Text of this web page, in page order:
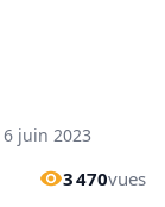
6 juin 2023
3 470vues